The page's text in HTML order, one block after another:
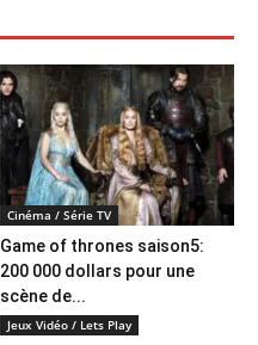
Cinéma / Série TV
Game of thrones saison5:
200 000 dollars pour une
scène de...
Jeux Vidéo / Lets Play